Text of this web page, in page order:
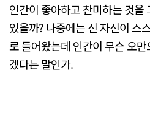
인간이 좋아하고 찬미하는 것을
있을까? 나중에는 신 자신이 스
로 들어왔는데 인간이 무슨 오
겠다는 말인가.